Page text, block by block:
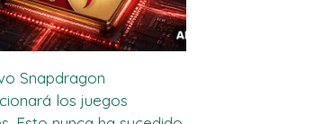
Snapdragon
los juegos